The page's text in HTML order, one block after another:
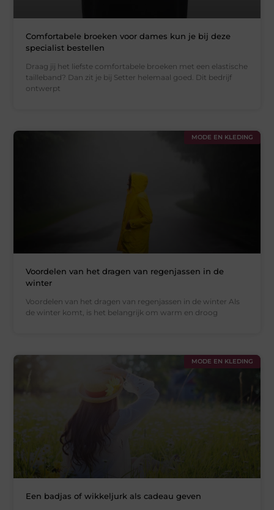
Comfortabele broeken voor dames kun je bij deze
specialist bestellen
Draag jij het liefste comfortabele broeken met een elastische
tailleband? Dan zit je bij Setter helemaal goed. Dit bedrijf
ontwerpt
MODE EN KLEDING
Voordelen van het dragen van regenjassen in de
winter
Voordelen van het dragen van regenjassen in de winter Als
de winter komt, is het belangrijk om warm en droog
MODE EN KLEDING
Een badjas of wikkeljurk als cadeau geven